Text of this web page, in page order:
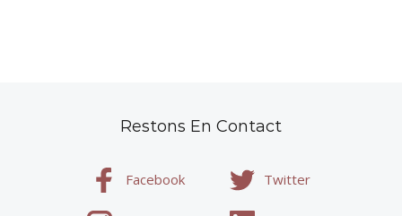
Restons En Contact
Facebook Twitter